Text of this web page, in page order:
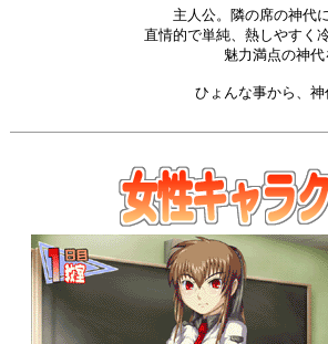
主人公。隣の席の神代
直情的で単純、熱しやすく
魅力満点の神
ひょんな事から、